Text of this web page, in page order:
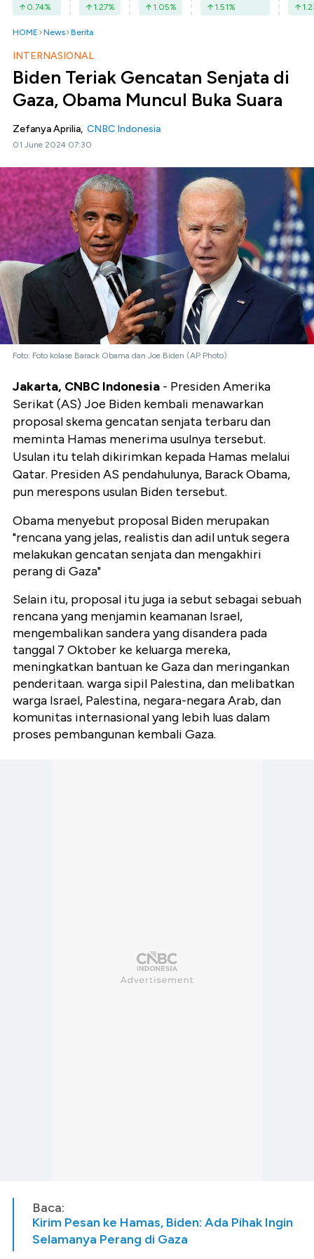
0.74% 1.27% 1.05% 1.51%
HOME News Berita
INTERNASIONAL
Biden Teriak Gencatan Senjata di
Gaza, Obama Muncul Buka Suara
Zefanya Aprilia, CNBC Indonesia
01 June 2024 07:30
Foto: Foto kolase Barack Obama dan Joe Biden (AP Photo)
Jakarta, CNBC Indonesia - Presiden Amerika
Serikat (AS) Joe Biden kembali menawarkan
proposal skema gencatan senjata terbaru dan
meminta Hamas menerima usulnya tersebut.
Usulan itu telah dikirimkan kepada Hamas melalui
Qatar. Presiden AS pendahulunya, Barack Obama,
pun merespons usulan Biden tersebut.
Obama menyebut proposal Biden merupakan
"rencana yang jelas, realistis dan adil untuk segera
melakukan gencatan senjata dan mengakhiri
perang di Gaza"
Selain itu, proposal itu juga ia sebut sebagai sebuah
rencana yang menjamin keamanan Israel,
mengembalikan sandera yang disandera pada
tanggal 7 Oktober ke keluarga mereka,
meningkatkan bantuan ke Gaza dan meringankan
penderitaan. warga sipil Palestina, dan melibatkan
warga Israel, Palestina, negara-negara Arab, dan
komunitas internasional yang lebih luas dalam
proses pembangunan kembali Gaza.
Baca:
Kirim Pesan ke Hamas, Biden: Ada Pihak Ingin
Selamanya Perang di Gaza